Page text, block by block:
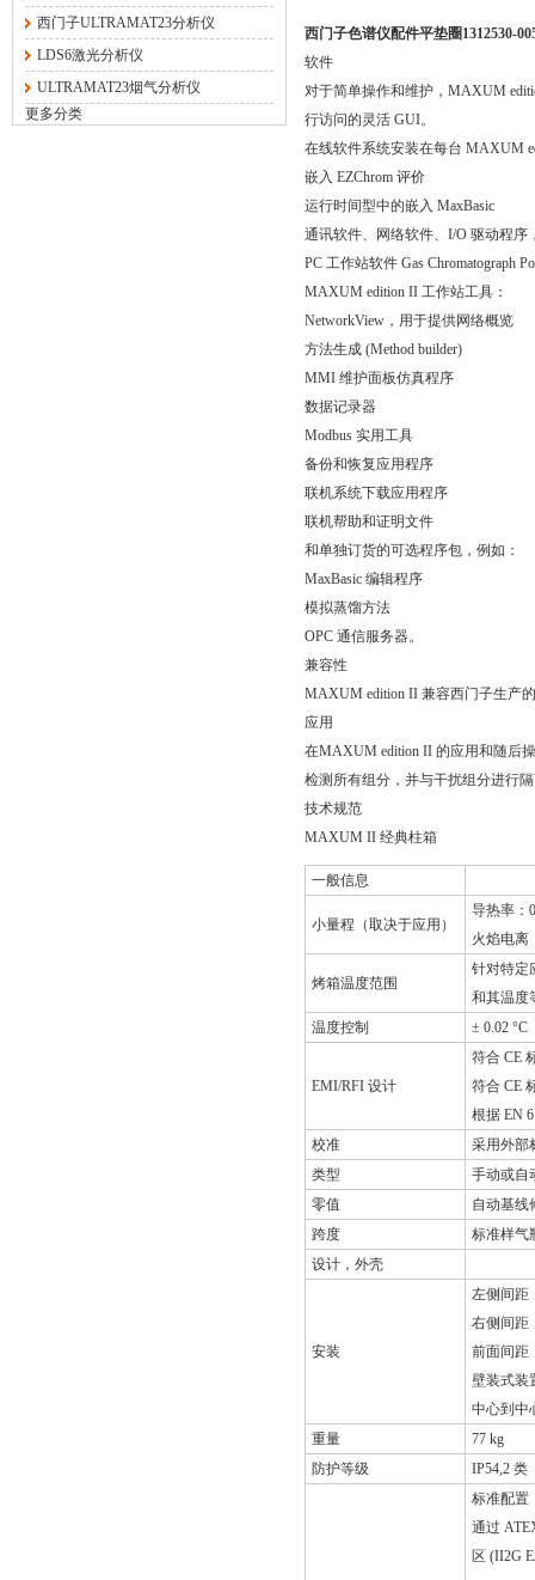
西门子ULTRAMAT23分析仪
LDS6激光分析仪
ULTRAMAT23烟气分析仪
更多分类
西门子色谱仪配件平垫圈1312530-
软件
对于简单操作和维护，MAXUM
行访问的灵活 GUI。
在线软件系统安装在每台 MAXUM
嵌入 EZChrom 评价
运行时间型中的嵌入 MaxBasic
通讯软件、网络软件、I/O 驱动程
PC 工作站软件 Gas Chromatograph
MAXUM edition II 工作站工具：
NetworkView，用于提供网络概览
方法生成 (Method builder)
MMI 维护面板仿真程序
数据记录器
Modbus 实用工具
备份和恢复应用程序
联机系统下载应用程序
联机帮助和证明文件
和单独订货的可选程序包，例如：
MaxBasic 编辑程序
模拟蒸馏方法
OPC 通信服务器。
兼容性
MAXUM edition II 兼容西门子生产
应用
在MAXUM edition II 的应用和随后
检测所有组分，并与干扰组分进行
技术规范
MAXUM II 经典柱箱
一般信息
小量程（取决于应用）
导热率：
火焰电离
烤箱温度范围
针对特定
和其温度
温度控制
± 0.02 °C
EMI/RFI 设计
符合 CE
符合 CE
根据 EN
校准
采用外部
类型
手动或自
零值
自动基线
跨度
标准样气
设计，外壳
安装
左侧间距
右侧间距
前面间距
壁装式装
中心到中
重量
77 kg
防护等级
IP54,2 类
标准配置
通过
区 (II2G